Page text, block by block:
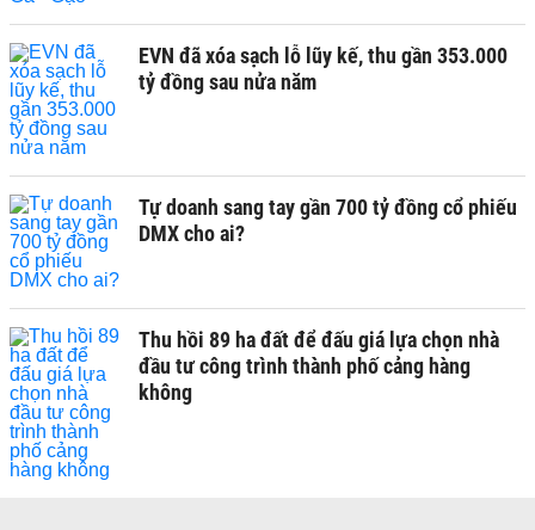
EVN đã xóa sạch lỗ lũy kế, thu gần 353.000
tỷ đồng sau nửa năm
Tự doanh sang tay gần 700 tỷ đồng cổ phiếu
DMX cho ai?
Thu hồi 89 ha đất để đấu giá lựa chọn nhà
đầu tư công trình thành phố cảng hàng
không